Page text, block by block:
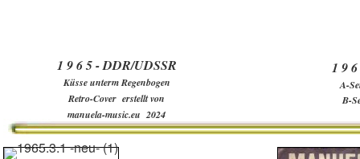
1 9
A-
B-
1 9 6 5 - DDR/UDSSR
Küsse unterm Regenbogen
Retro-Cover erstellt von
manuela-music.eu 2024